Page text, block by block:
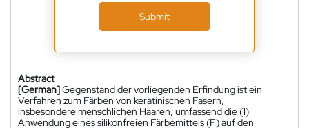
Submit
Abstract
[German]Gegenstand der vorliegenden Erfindung ist ein
Verfahren zum Färben von keratinischen Fasern,
insbesondere menschlichen Haaren, umfassend die (1)
Anwendung eines silikonfreien Färbemittels (F) auf den